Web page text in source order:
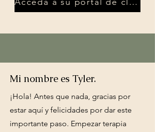
Mi nombre es Tyler.
¡Hola! Antes que nada, gracias por
estar aquí y felicidades por dar este
importante paso. Empezar terapia